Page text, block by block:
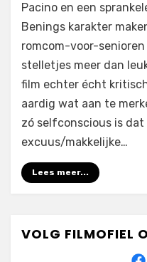
Pacino en een
Benings karakter
romcom-voor-
stelletjes meer dan
film echter écht
aardig wat aan te
zó selfconscious is
excuus/makkelijke…
Lees meer...
VOLG FILMOFIEL